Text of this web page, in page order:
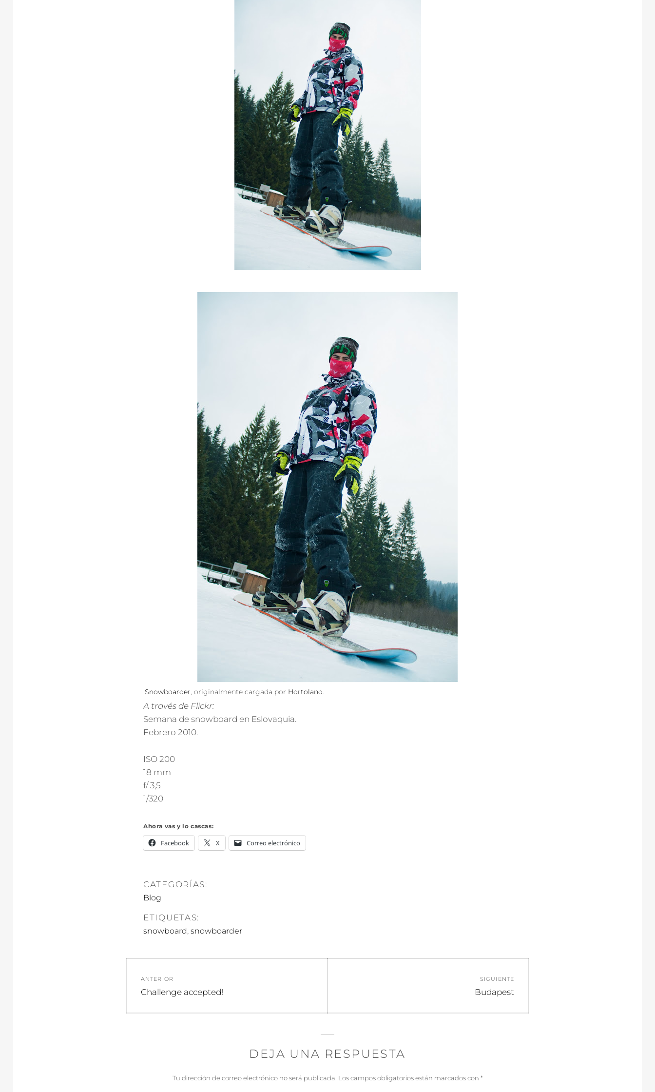
Snowboarder , originalmente cargada por Hortolano
A través de Flickr:
Semana de snowboard en Eslovaquia.
Febrero 2010.
ISO 200
18 mm
f/ 3,5
1/320
Ahora vas y lo cascas:
Facebook X Correo electrónico
CATEGORÍAS:
Blog
ETIQUETAS:
snowboard, snowboarder
de
entradas
ANTERIOR
Entrada
Challenge accepted!
SIGUIENTE
Entrada
Budapest
DEJA UNA RESPUESTA
Tu dirección de correo electrónico no será publicada. Los campos obligatorios están marcados con *